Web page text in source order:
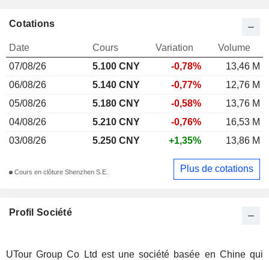
Profil Société
UTour Group Co Ltd est une société basée en Chine qui
Cotations
Date Cours Variation
Volume
07/08/26
5.100 CNY -0,78%
13,46 M
06/08/26
5.140 CNY -0,77%
12,76 M
05/08/26
5.180 CNY -0,58%
13,76 M
04/08/26
5.210 CNY -0,76%
16,53 M
03/08/26
5.250 CNY +1,35% 13,86 M
Cours en clôture Shenzhen S.E. Plus de cotations